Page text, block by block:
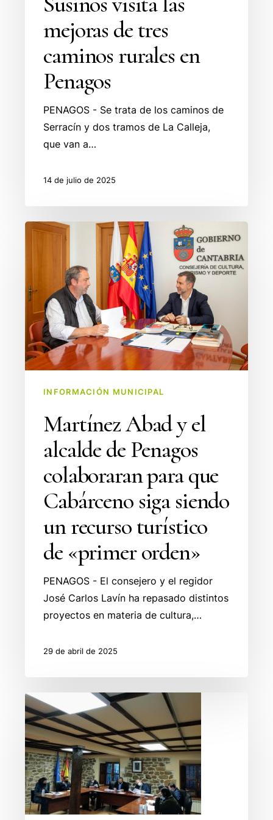
mejoras de tres
caminos rurales en
Penagos
PENAGOS - Se trata de los caminos de
Serracín y dos tramos de La Calleja,
que van a…
14 de julio de 2025
Martínez
alcalde
de
Penagos
colaboraran
para
siendo
turístico
orden»
INFORMACIÓN MUNICIPAL
Martínez Abad y el
alcalde de Penagos
colaboraran para que
Cabárceno siga siendo
un recurso turístico
de «primer orden»
PENAGOS - El consejero y el regidor
José Carlos Lavín ha repasado distintos
proyectos en materia de cultura,…
29 de abril de 2025
Mancomunidad
Valles
Pasiegos
presupuestos
2021